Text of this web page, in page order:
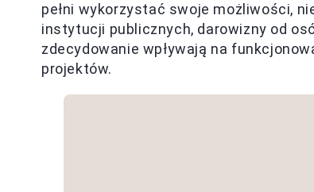
pełni wykorzystać swoje możliwości,
instytucji publicznych, darowizny od
zdecydowanie wpływają na
projektów.